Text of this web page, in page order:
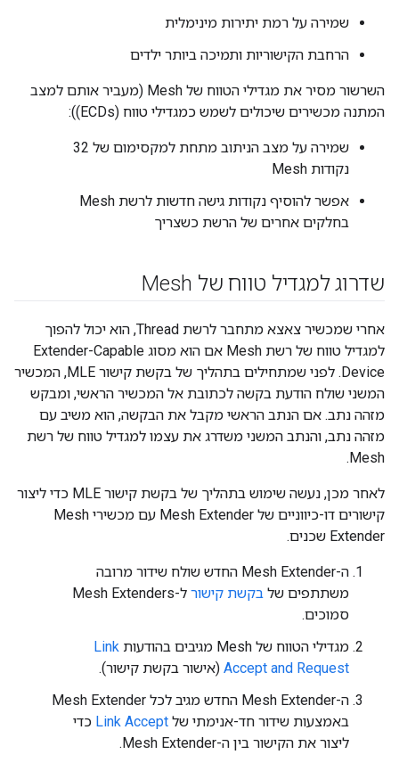
שמירה על רמת יתירות מינימלית
הרחבת הקישוריות ותמיכה ביותר ילדים
השרשור מסיר את מגדילי הטווח של Mesh (מעביר אותם למצב
המתנה מכשירים שיכולים לשמש כמגדילי טווח (ECDs)):
שמירה על מצב הניתוב מתחת למקסימום של 32
נקודות Mesh
אפשר להוסיף נקודות גישה חדשות לרשת Mesh
בחלקים אחרים של הרשת כשצריך
שדרוג למגדיל טווח של Mesh
אחרי שמכשיר צאצא מתחבר לרשת Thread, הוא יכול להפוך
למגדיל טווח של רשת Mesh אם הוא מסוג Extender-Capable
Device. לפני שמתחילים בתהליך של בקשת קישור MLE, המכשיר
המשני שולח הודעת בקשה לכתובת אל המכשיר הראשי, ומבקש
מזהה נתב. אם הנתב הראשי מקבל את הבקשה, הוא משיב עם
מזהה נתב, והנתב המשני משדרג את עצמו למגדיל טווח של רשת
Mesh.
לאחר מכן, נעשה שימוש בתהליך של בקשת קישור MLE כדי ליצור
קישורים דו-כיווניים של Mesh Extender עם מכשירי Mesh
Extender שכנים.
ה-Mesh Extender החדש שולח שידור מרובה
משתתפים של בקשת קישור
ל-Mesh Extenders
סמוכים.
מגדילי הטווח של Mesh מגיבים בהודעות
Link
Accept and Request (אישור בקשת קישור).
ה-Mesh Extender החדש מגיב לכל Mesh Extender
באמצעות שידור חד-אנימתי של Link Accept כדי
ליצור את הקישור בין ה-Mesh Extender.